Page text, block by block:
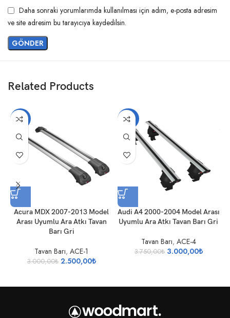
Daha sonraki yorumlarımda kullanılması için adım, e-posta adresim
ve site adresim bu tarayıcıya kaydedilsin.
Related Products
-17%
Acura MDX 2007-2013 Model
Arası Uyumlu Ara Atkı Tavan
Barı Gri
Tavan Barı, ACE-1
3.000,00₺ 2.500,00₺
-20%
Audi A4 2000-2004 Model Arası
Uyumlu Ara Atkı Tavan Barı Gri
Tavan Barı, ACE-4
3.750,00₺ 3.000,00₺